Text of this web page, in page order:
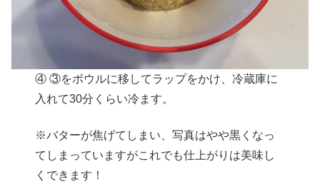
④ ③をボウルに移してラップをかけ、冷蔵庫に
入れて30分くらい冷ます。
※バターが焦げてしまい、写真はやや黒くなっ
てしまっていますがこれでも仕上がりは美味し
くできます！